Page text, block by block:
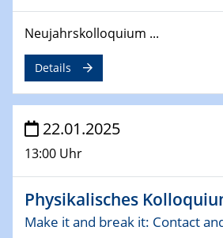
WIN & CENIDE Seminar
MATURE
27.03.2025
01.04.2025
- from an inorganic and biological
Neujahrskolloquium ...
Details
22.01.2025
13:00 Uhr
Physikalisches
Make it and break it: Contact